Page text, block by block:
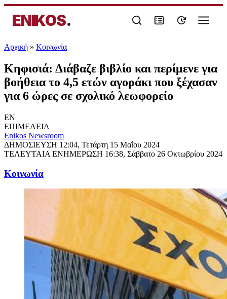
ENIKOS.
Αρχική » Κοινωνία
Κηφισιά: Διάβαζε βιβλίο και περίμενε για
βοήθεια το 4,5 ετών αγοράκι που ξέχασαν
για 6 ώρες σε σχολικό λεωφορείο
EN
ΕΠΙΜΕΛΕΙΑ
Enikos Newsroom
ΔΗΜΟΣΙΕΥΣΗ 12:04, Τετάρτη 15 Μαΐου 2024
ΤΕΛΕΥΤΑΙΑ ΕΝΗΜΕΡΩΣΗ 16:38, Σάββατο 26 Οκτωβρίου 2024
Κοινωνία